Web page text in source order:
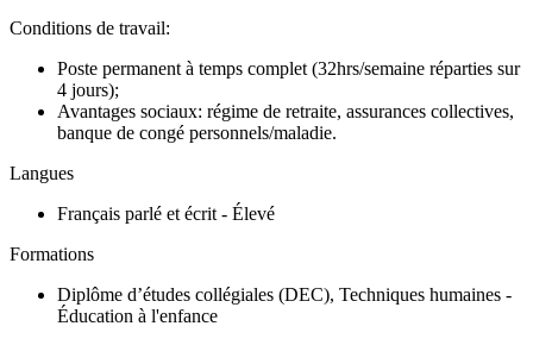
Conditions de travail:
Poste permanent à temps complet (32hrs/semaine réparties sur
4 jours);
Avantages sociaux: régime de retraite, assurances collectives,
banque de congé personnels/maladie.
Langues
Français parlé et écrit - Élevé
Formations
Diplôme d’études collégiales (DEC), Techniques humaines -
Éducation à l'enfance